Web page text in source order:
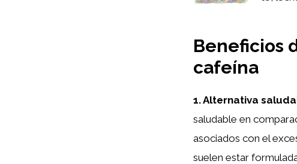
Beneficios
cafeína
1. Alternativa
saludable en
asociados con el
suelen estar